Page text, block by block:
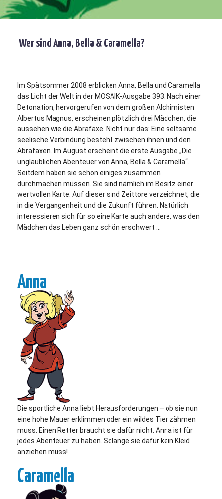
Wer sind Anna, Bella & Caramella?
Im Spätsommer 2008 erblicken Anna, Bella und Caramella
das Licht der Welt in der MOSAIK-Ausgabe 393: Nach einer
Detonation, hervorgerufen von dem großen Alchimisten
Albertus Magnus, erscheinen plötzlich drei Mädchen, die
aussehen wie die Abrafaxe. Nicht nur das: Eine seltsame
seelische Verbindung besteht zwischen ihnen und den
Abrafaxen. Im August erscheint die erste Ausgabe „Die
unglaublichen Abenteuer von Anna, Bella & Caramella“.
Seitdem haben sie schon einiges zusammen
durchmachen müssen. Sie sind nämlich im Besitz einer
wertvollen Karte: Auf dieser sind Zeittore verzeichnet, die
in die Vergangenheit und die Zukunft führen. Natürlich
interessieren sich für so eine Karte auch andere, was den
Mädchen das Leben ganz schön erschwert …
Anna
Die sportliche Anna liebt Herausforderungen – ob sie nun
eine hohe Mauer erklimmen oder ein wildes Tier zähmen
muss. Einen Retter braucht sie dafür nicht. Anna ist für
jedes Abenteuer zu haben. Solange sie dafür kein Kleid
anziehen muss!
Caramella